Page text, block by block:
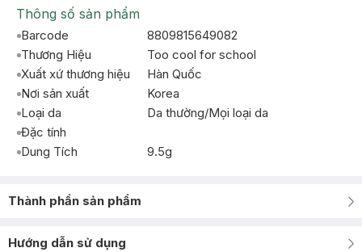
Thông số sản phẩm
Barcode
8809815649082
Thương Hiệu
Too cool for school
Xuất xứ thương hiệu
Hàn Quốc
Nơi sản xuất
Korea
Loại da
Da thường/Mọi loại da
Đặc tính
Dung Tích
9.5g
Thành phần sản phẩm
Hướng dẫn sử dụng